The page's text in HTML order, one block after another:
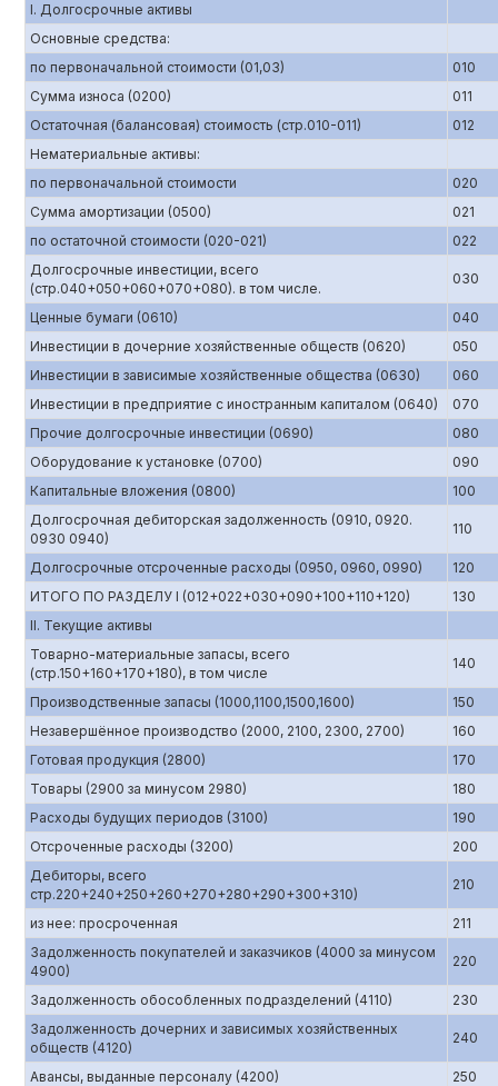
I. Долгосрочные активы
Основные средства:
по первоначальной стоимости (01,03)
010
Сумма износа (0200)
011
Остаточная (балансовая) стоимость (стр.010-011)
012
Нематериальные активы:
по первоначальной стоимости
020
Сумма амортизации (0500)
021
по остаточной стоимости (020-021)
022
Долгосрочные инвестиции, всего
(стр.040+050+060+070+080). в том числе.
030
Ценные бумаги (0610)
040
Инвестиции в дочерние хозяйственные обществ (0620)
050
Инвестиции в зависимые хозяйственные общества (0630)
060
Инвестиции в предприятие с иностранным капиталом (0640)
070
Прочие долгосрочные инвестиции (0690)
080
Оборудование к установке (0700)
090
Капитальные вложения (0800)
100
Долгосрочная дебиторская задолженность (0910, 0920.
0930 0940)
110
Долгосрочные отсроченные расходы (0950, 0960, 0990)
120
ИТОГО ПО РАЗДЕЛУ I (012+022+030+090+100+110+120)
130
II. Текущие активы
Товарно-материальные запасы, всего
(стр.150+160+170+180), в том числе
140
Производственные запасы (1000,1100,1500,1600)
150
Незавершённое производство (2000, 2100, 2300, 2700)
160
Готовая продукция (2800)
170
Товары (2900 за минусом 2980)
180
Расходы будущих периодов (3100)
190
Отсроченные расходы (3200)
200
Дебиторы, всего
стр.220+240+250+260+270+280+290+300+310)
210
из нее: просроченная
211
Задолженность покупателей и заказчиков (4000 за минусом
4900)
220
Задолженность обособленных подразделений (4110)
230
Задолженность дочерних и зависимых хозяйственных
обществ (4120)
240
Авансы, выданные персоналу (4200)
250